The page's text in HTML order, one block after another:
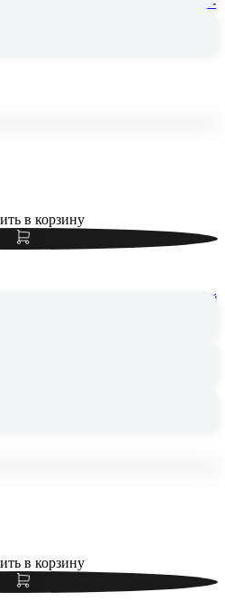
в корзину
Awesome Olive , оливковый
в корзину